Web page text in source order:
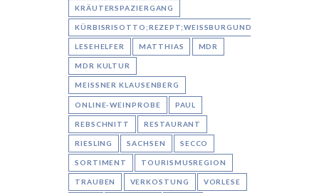
KRÄUTERSPAZIERGANG
KÜRBISRISOTTO;REZEPT;WEISSBURGUNDER;AARON
LESEHELFER MATTHIAS MDR
MDR KULTUR
MEISSNER KLAUSENBERG
ONLINE-WEINPROBE PAUL
REBSCHNITT RESTAURANT
RIESLING SACHSEN SECCO
SORTIMENT TOURISMUSREGION
TRAUBEN VERKOSTUNG VORLESE